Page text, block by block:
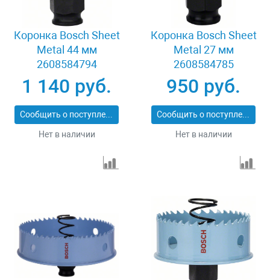
Коронка Bosch Sheet
Metal 44 мм
2608584794
1 140 руб.
Сообщить о поступлении
Нет в наличии
Коронка Bosch Sheet
Metal 27 мм
2608584785
950 руб.
Сообщить о поступлении
Нет в наличии